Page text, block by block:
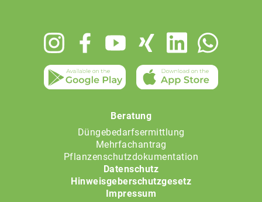
Beratung
Düngebedarfsermittlung
Mehrfachantrag
Pflanzenschutzdokumentation
Datenschutz
Hinweisgeberschutzgesetz
Impressum